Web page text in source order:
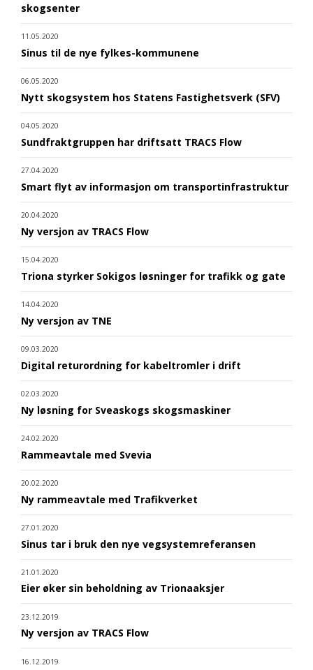
skogsenter
11.05.2020
Sinus til de nye fylkes-kommunene
06.05.2020
Nytt skogsystem hos Statens Fastighetsverk (SFV)
04.05.2020
Sundfraktgruppen har driftsatt TRACS Flow
27.04.2020
Smart flyt av informasjon om transportinfrastruktur
20.04.2020
Ny versjon av TRACS Flow
15.04.2020
Triona styrker Sokigos løsninger for trafikk og gate
14.04.2020
Ny versjon av TNE
09.03.2020
Digital returordning for kabeltromler i drift
02.03.2020
Ny løsning for Sveaskogs skogsmaskiner
24.02.2020
Rammeavtale med Svevia
20.02.2020
Ny rammeavtale med Trafikverket
27.01.2020
Sinus tar i bruk den nye vegsystemreferansen
21.01.2020
Eier øker sin beholdning av Trionaaksjer
23.12.2019
Ny versjon av TRACS Flow
16.12.2019